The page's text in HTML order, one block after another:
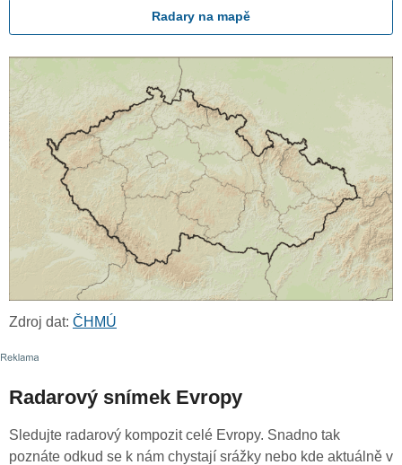
Radary na mapě
Zdroj dat: ČHMÚ
Radarový snímek Evropy
Sledujte radarový kompozit celé Evropy. Snadno tak
poznáte odkud se k nám chystají srážky nebo kde aktuálně v